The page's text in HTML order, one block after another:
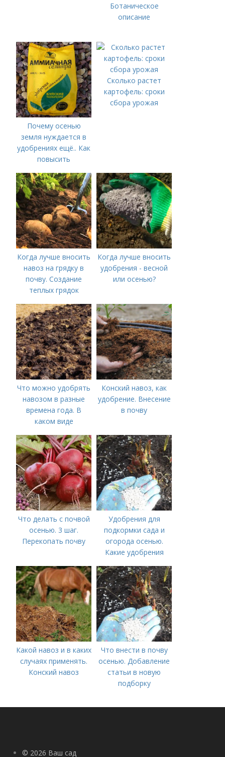
Ботаническое
описание
Почему осенью
земля нуждается в
удобрениях ещё.. Как
повысить
осенью
Сколько растет
картофель: сроки
сбора урожая
Когда лучше вносить
навоз на грядку в
почву. Создание
теплых грядок
Когда лучше вносить
удобрения - весной
или осенью?
Что можно удобрять
навозом в разные
времена года. В
каком виде
Конский навоз, как
удобрение. Внесение
в почву
Что делать с почвой
осенью. 3 шаг.
Перекопать почву
Удобрения для
подкормки сада и
огорода осенью.
Какие удобрения
правильно это
делать?
Какой навоз и в каких
случаях применять.
Конский навоз
Что внести в почву
осенью. Добавление
статьи в новую
подборку
© 2026 Ваш сад